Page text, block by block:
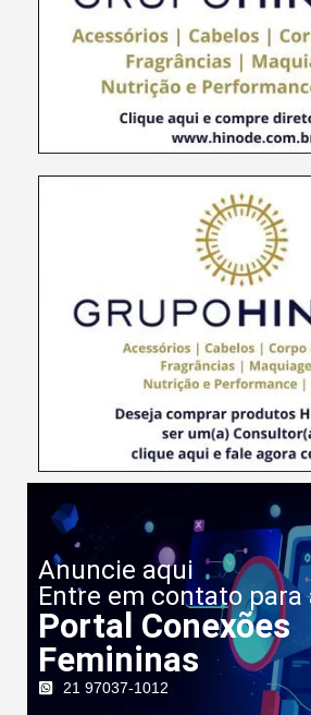
Anuncie aqui
Entre em contato
Portal Conexões
Femininas
21 97037-1012